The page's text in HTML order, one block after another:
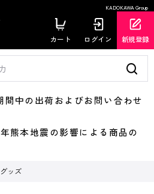
KADOKAWA Group
カート ログイン 新規登録
中の出荷およびお問い合わせ
本地震の影響による商品の
グッズ